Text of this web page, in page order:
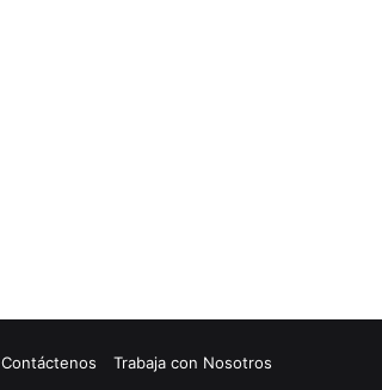
Contáctenos Trabaja con Nosotros